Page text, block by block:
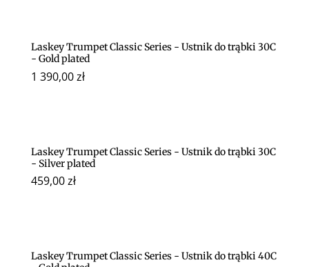
Laskey Trumpet Classic Series - Ustnik do trąbki 30C
- Gold plated
1 390,00zł
Laskey Trumpet Classic Series - Ustnik do trąbki 30C
- Silver plated
459,00zł
Laskey Trumpet Classic Series - Ustnik do trąbki 40C